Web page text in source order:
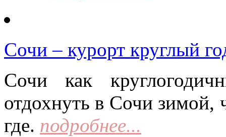
Сочи – курорт круглый
Сочи как
отдохнуть в Сочи зимой,
где. подробнее...